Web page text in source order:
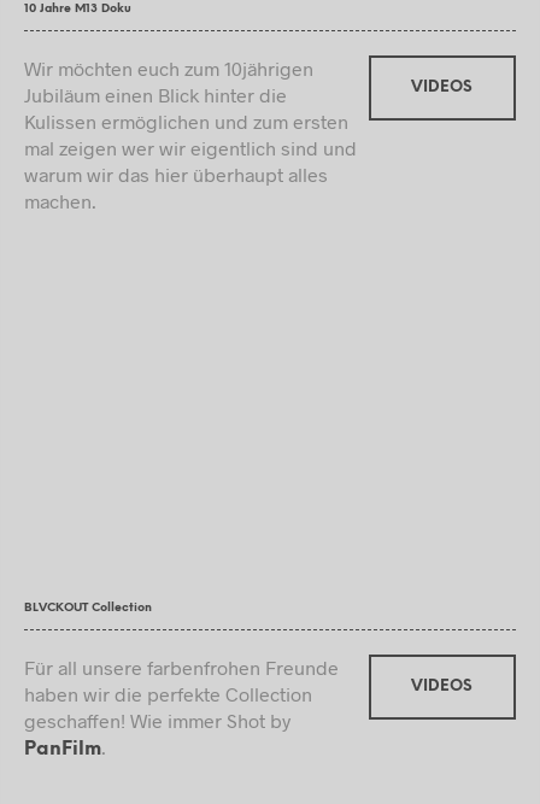
10 Jahre M13 Doku
Wir möchten euch zum 10jährigen
Jubiläum einen Blick hinter die
Kulissen ermöglichen und zum ersten
mal zeigen wer wir eigentlich sind und
warum wir das hier überhaupt alles
machen.
VIDEOS
BLVCKOUT Collection
Für all unsere farbenfrohen Freunde
haben wir die perfekte Collection
geschaffen! Wie immer Shot by
PanFilm.
VIDEOS